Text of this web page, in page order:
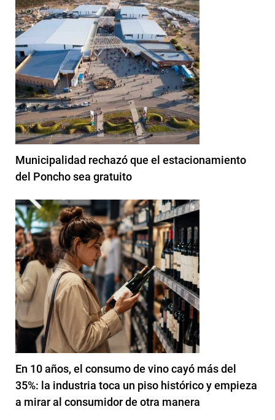
Municipalidad rechazó que el estacionamiento
del Poncho sea gratuito
En 10 años, el consumo de vino cayó más del
35%: la industria toca un piso histórico y empieza
a mirar al consumidor de otra manera